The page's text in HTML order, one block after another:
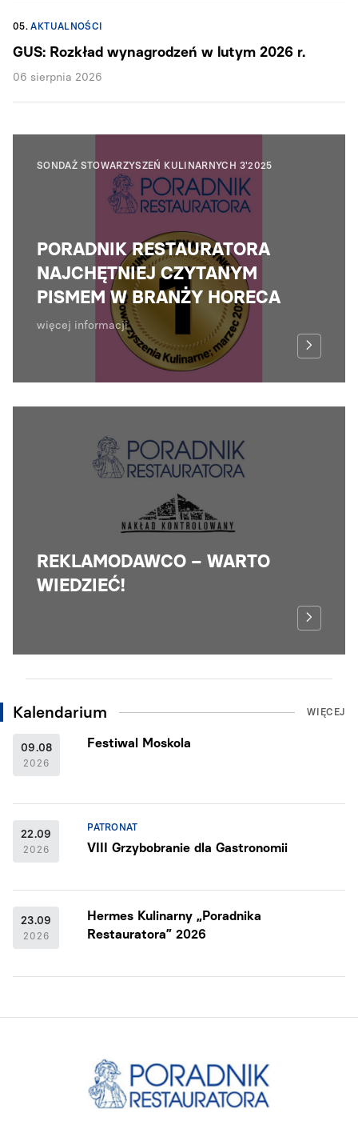
05. AKTUALNOŚCI
GUS: Rozkład wynagrodzeń w lutym 2026 r.
06 sierpnia 2026
SONDAŻ STOWARZYSZEŃ KULINARNYCH 3'2025
PORADNIK RESTAURATORA
NAJCHĘTNIEJ CZYTANYM
PISMEM W BRANŻY HORECA
więcej informacji
REKLAMODAWCO – WARTO
WIEDZIEĆ!
Kalendarium WIĘCEJ
09.08
2026
Festiwal Moskola
22.09
2026
PATRONAT
VIII Grzybobranie dla Gastronomii
23.09
2026
Hermes Kulinarny „Poradnika
Restauratora” 2026